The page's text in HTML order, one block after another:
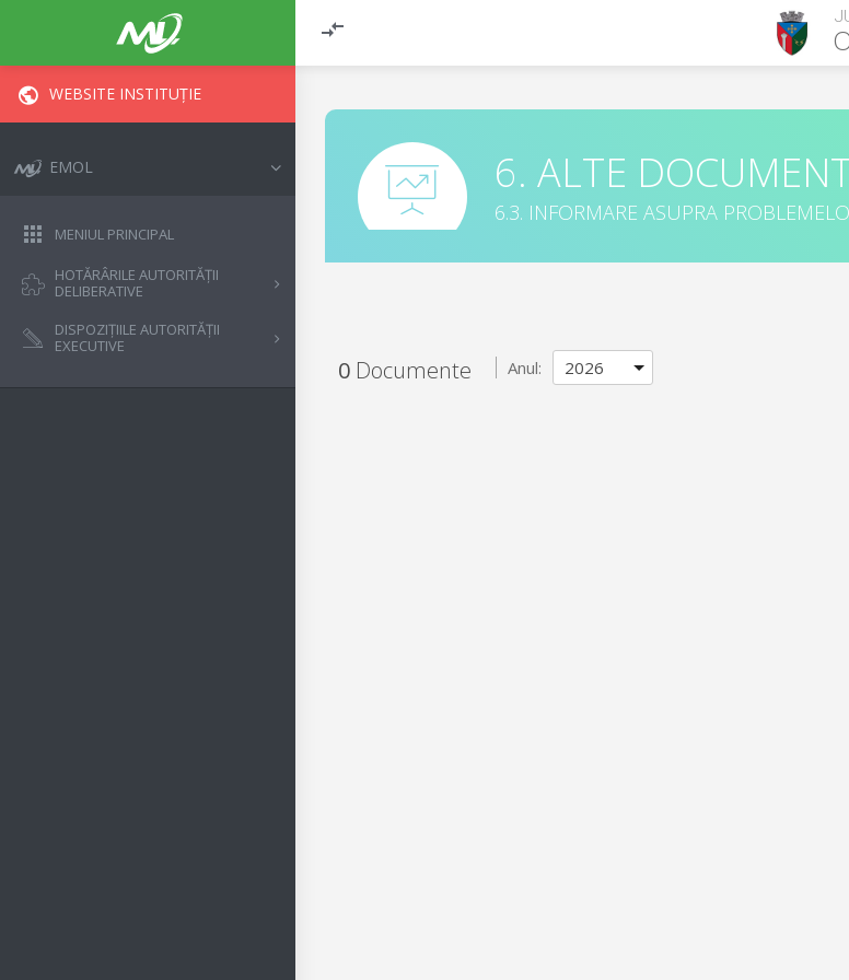
WEBSITE INSTITUȚIE
EMOL
MENIUL PRINCIPAL
HOTĂRÂRILE AUTORITĂȚII
DELIBERATIVE
DISPOZIȚIILE AUTORITĂȚII
EXECUTIVE
6. ALTE
6.3. INFORMARE ASUPRA
0 Documente Anul: